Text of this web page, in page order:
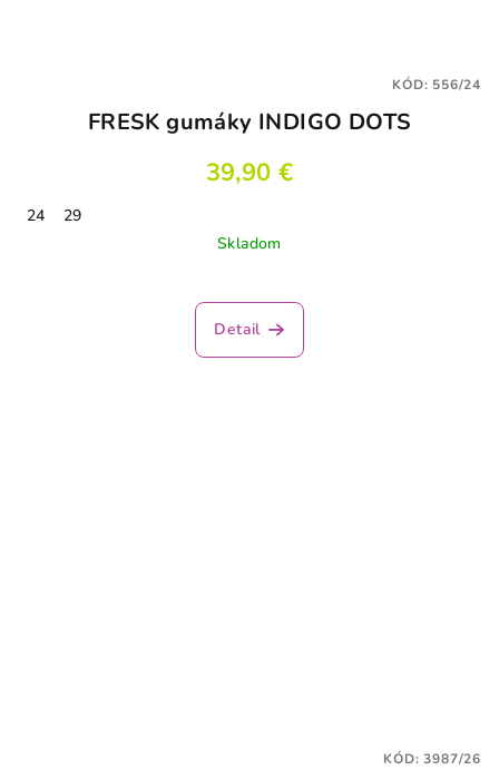
FRESK gumáky INDIGO DOTS
39,90 €
24
29
Skladom
Detail
KÓD: 556/24
KÓD:3987/26